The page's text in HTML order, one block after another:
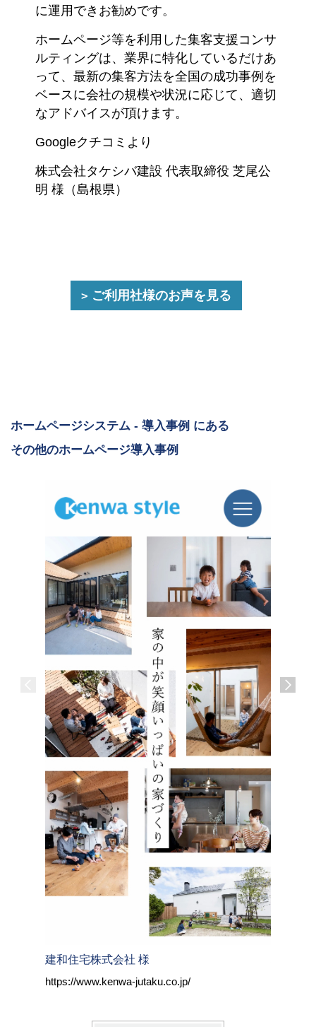
に運用できお勧めです。
ホームページ等を利用した集客支援コンサ
ルティングは、業界に特化しているだけあ
って、最新の集客方法を全国の成功事例を
ベースに会社の規模や状況に応じて、適切
なアドバイスが頂けます。
Googleクチコミより
株式会社タケシバ建設 代表取締役 芝尾公
明 様（島根県）
ご利用社様のお声を見る
ホームページシステム - 導入事例 にある
その他のホームページ導入事例
建和住宅株式会社 様
https://www.kenwa-jutaku.co.jp/